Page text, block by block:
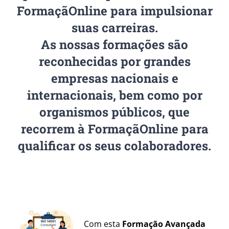
FormaçãOnline para impulsionar
suas carreiras.
As nossas formações são
reconhecidas por grandes
empresas nacionais e
internacionais, bem como por
organismos públicos, que
recorrem à FormaçãOnline para
qualificar os seus colaboradores.
Com esta Formação Avançada